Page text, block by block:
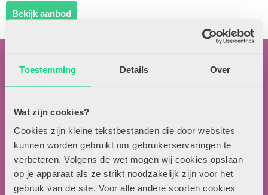
Toestemming Details Over
Wat zijn cookies?
Cookies zijn kleine tekstbestanden die door websites
kunnen worden gebruikt om gebruikerservaringen te
verbeteren. Volgens de wet mogen wij cookies opslaan
op je apparaat als ze strikt noodzakelijk zijn voor het
gebruik van de site. Voor alle andere soorten cookies
Bekijk aanbod
Contactgegevens
Uitgeverij Zwijsen
T.a.v. redactie HJK
Locomotiefboulevard 101